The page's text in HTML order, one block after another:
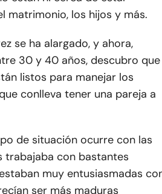
matrimonio, los hijos y más.
se ha alargado, y ahora,
30 y 40 años, descubro que
listos para manejar los
conlleva tener una pareja a
de situación ocurre con las
trabajaba con bastantes
muy entusiasmadas
ser más maduras